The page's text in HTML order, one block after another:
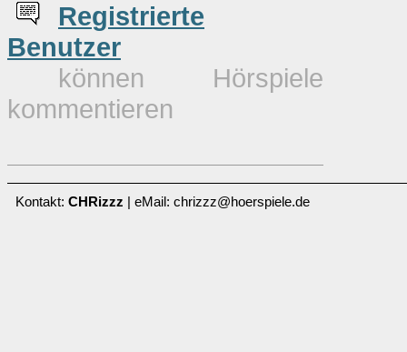
Registrierte
Benutzer
können Hörspiele
kommentieren
Kontakt: CHRizzz | eMail: chrizzz@hoerspiele.de